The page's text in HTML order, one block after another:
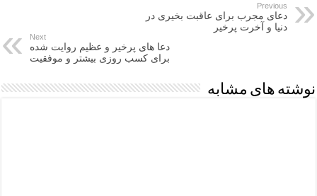
Previous
دعای مجرب برای عاقبت بخیری در
دنیا و آخرت پرخیر
Next
دعا های پرخیر و عظیم روایت شده
برای کسب روزی بیشتر و موفقیت
نوشته های مشابه